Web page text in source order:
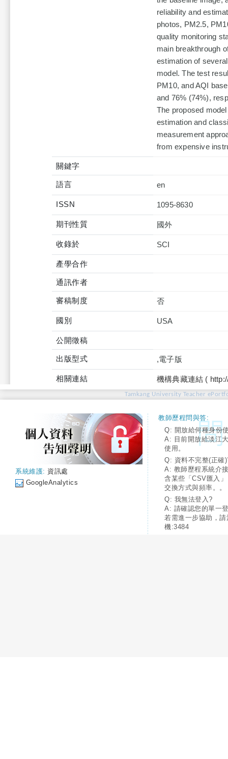
reliability and
photos, PM2.5,
quality monitoring
main breakthrough
estimation of
model. The test
PM10, and AQI
and 76% (74%),
The proposed
estimation and
measurement
from expensive
關鍵字
語言 en
ISSN 1095-8630
期刊性質 國外
收錄於
產學合作
通訊作者
審稿制度 否
國別 USA
公開徵稿
出版型式 ,電子版
相關連結 機構典藏連結 (
Tamkang University Teacher
系統維護: 資訊處
GoogleAnalytics
教師歷程問與答:
Q: 開放給何種身份
A: 目前開放給淡江
使用。
Q: 資料不完整(正確
A: 教師歷程系統介
含某些「CSV匯入
交換方式與頻率。。
Q: 我無法登入?
A: 請確認您的單一
若需進一步協助，
機:3484